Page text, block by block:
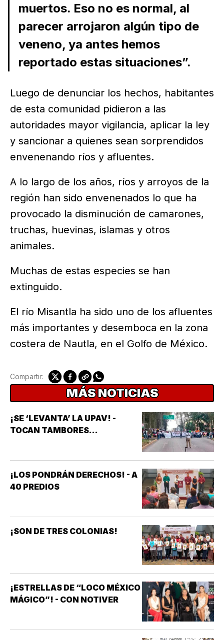
muertos. Eso no es normal, al
parecer arrojaron algún tipo de
veneno, ya antes hemos
reportado estas situaciones”.
Luego de denunciar los hechos, habitantes
de esta comunidad pidieron a las
autoridades mayor vigilancia, aplicar la ley
y sancionar a quienes sean sorprendidos
envenenando ríos y afluentes.
A lo largo de los años, ríos y arroyos de la
región han sido envenenados lo que ha
provocado la disminución de camarones,
truchas, huevinas, islamas y otros
animales.
Muchas de estas especies se han
extinguido.
El río Misantla ha sido uno de los afluentes
más importantes y desemboca en la zona
costera de Nautla, en el Golfo de México.
Compartir:
MÁS NOTICIAS
¡SE ‘LEVANTA’ LA UPAV! -
TOCAN TAMBORES...
¡LOS PONDRÁN DERECHOS! - A
40 PREDIOS
¡SON DE TRES COLONIAS!
¡ESTRELLAS DE “LOCO MÉXICO
MÁGICO”! - CON NOTIVER